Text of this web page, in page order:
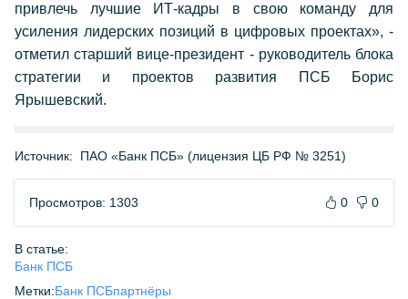
привлечь лучшие ИТ-кадры в свою команду для
усиления лидерских позиций в цифровых проектах», -
отметил старший вице-президент - руководитель блока
стратегии и проектов развития ПСБ Борис
Ярышевский.
Источник: ПАО «Банк ПСБ» (лицензия ЦБ РФ № 3251)
Просмотров: 1303 0 0
В статье:
Банк ПСБ
Метки:Банк ПСБпартнёры